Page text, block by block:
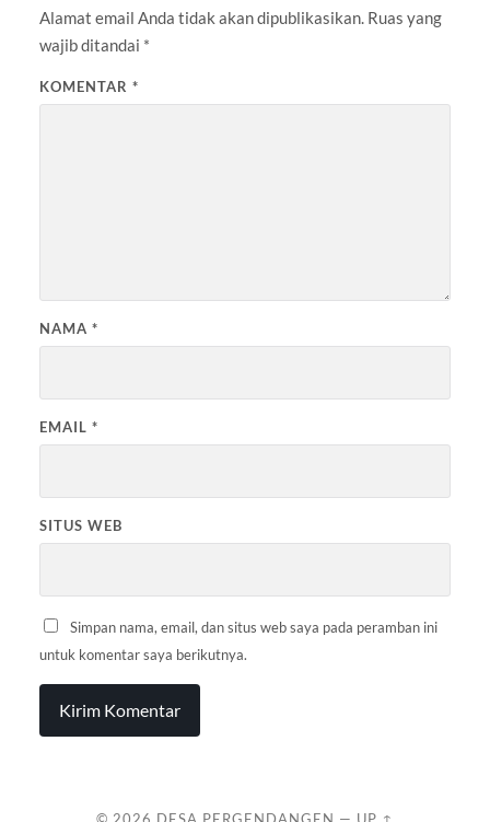
Alamat email Anda tidak akan dipublikasikan. Ruas yang
wajib ditandai *
KOMENTAR *
NAMA *
EMAIL *
SITUS WEB
Simpan nama, email, dan situs web saya pada peramban ini
untuk komentar saya berikutnya.